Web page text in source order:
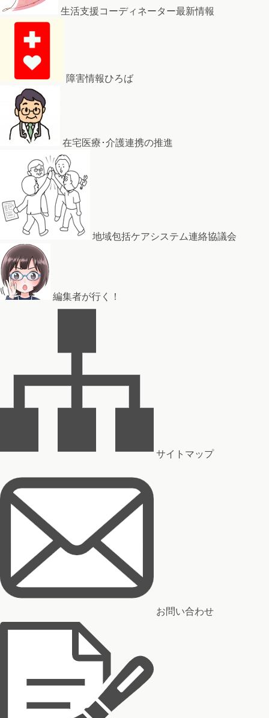
生活支援コーディネーター最新情報
障害情報ひろば
在宅医療･介護連携の推進
地域包括ケアシステム連絡協議会
編集者が行く！
サイトマップ
お問い合わせ